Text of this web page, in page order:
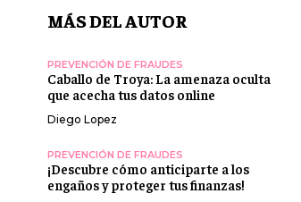
MÁS DEL AUTOR
PREVENCIÓN DE FRAUDES
Caballo de Troya: La amenaza oculta
que acecha tus datos online
Diego Lopez
PREVENCIÓN DE FRAUDES
¡Descubre cómo anticiparte a los
engaños y proteger tus finanzas!